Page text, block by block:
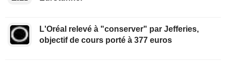
L'Oréal relevé à "conserver" par Jefferies,
objectif de cours porté à 377 euros